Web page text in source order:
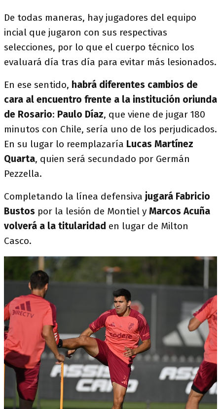
De todas maneras, hay jugadores del equipo
incial que jugaron con sus respectivas
selecciones, por lo que el cuerpo técnico los
evaluará día tras día para evitar más lesionados.
En ese sentido, habrá diferentes cambios de
cara al encuentro frente a la institución oriunda
de Rosario: Paulo Díaz, que viene de jugar 180
minutos con Chile, sería uno de los perjudicados.
En su lugar lo reemplazaría Lucas Martínez
Quarta, quien será secundado por Germán
Pezzella.
Completando la línea defensiva jugará Fabricio
Bustos por la lesión de Montiel y Marcos Acuña
volverá a la titularidad en lugar de Milton
Casco.